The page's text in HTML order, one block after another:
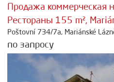
Продажа коммерческая
Рестораны 155 m²,
Poštovní 734/7a, Mariánské
по запросу